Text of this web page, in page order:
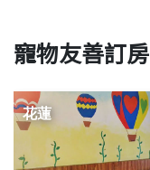
寵物友善訂房
花蓮